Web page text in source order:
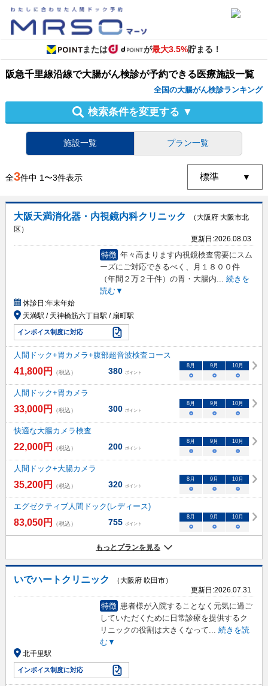
または が最大3.5%貯まる！
阪急千里線沿線で大腸がん検診が予約できる医療施設一覧
全国の大腸がん検診ランキング
検索条件を変更する ▼
施設一覧 プラン一覧
全3件中 1〜3件表示
大阪天満消化器・内視鏡内科クリニック
（大阪府 大阪市北
区）
更新日:2026.08.03
特徴 年々高まります内視鏡検査需要にスム
ーズにご対応できるべく、月１８００件
（年間２万２千件）の胃・大腸内... 続きを
読む▼
休診日:年末年始
天満駅 / 天神橋筋六丁目駅 / 扇町駅
インボイス制度に対応
人間ドック+胃カメラ+腹部超音波検査コース
41,800円 （税込） 380 ポイント
8月 9月 10月
○ ○ ○
人間ドック+胃カメラ
33,000円 （税込） 300 ポイント
8月 9月 10月
○ ○ ○
快適な大腸カメラ検査
22,000円 （税込） 200 ポイント
8月 9月 10月
○ ○ ○
人間ドック+大腸カメラ
35,200円 （税込） 320 ポイント
8月 9月 10月
○ ○ ○
エグゼクティブ人間ドック(レディース)
83,050円 （税込） 755 ポイント
8月 9月 10月
○ ○ ○
もっとプランを見る
いでハートクリニック
（大阪府 吹田市）
更新日:2026.07.31
特徴 患者様が入院することなく元気に過ご
していただくために日常診療を提供するク
リニックの役割は大きくなって... 続きを読
む▼
北千里駅
インボイス制度に対応